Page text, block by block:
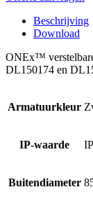
Beschrijving
Download
ONEx™
DL150174 en
Armatuurkleur
IP-waarde
Buitendiameter